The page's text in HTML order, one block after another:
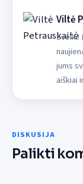
Viltė
Sveiki!
jums
aiškiai
DISKUSIJA
Palikti